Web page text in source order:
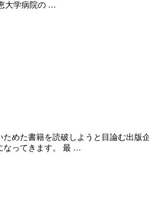
大学病院の …
めた書籍を読破しようと目論む出
なってきます。 最 …